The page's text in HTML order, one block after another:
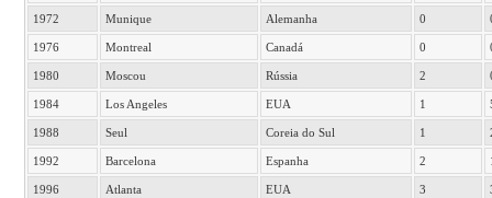
1972 Munique Alemanha 0
1976 Montreal Canadá 0
1980 Moscou Rússia 2
1984 Los Angeles EUA 1
1988 Seul Coreia do Sul 1
1992 Barcelona Espanha 2
1996 Atlanta EUA 3